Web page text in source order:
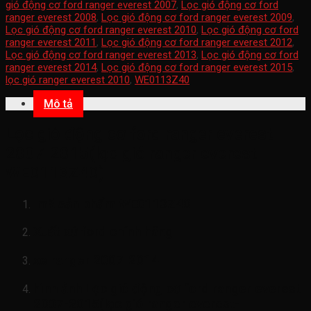
gió động cơ ford ranger everest 2007, Lọc gió động cơ ford
ranger everest 2008, Lọc gió động cơ ford ranger everest 2009,
Lọc gió động cơ ford ranger everest 2010, Lọc gió động cơ ford
ranger everest 2011 , Lọc gió động cơ ford ranger everest 2012,
Lọc gió động cơ ford ranger everest 2013, Lọc gió động cơ ford
ranger everest 2014, Lọc gió động cơ ford ranger everest 2015,
lọc gió ranger everest 2010, WE0113Z40
Mô tả